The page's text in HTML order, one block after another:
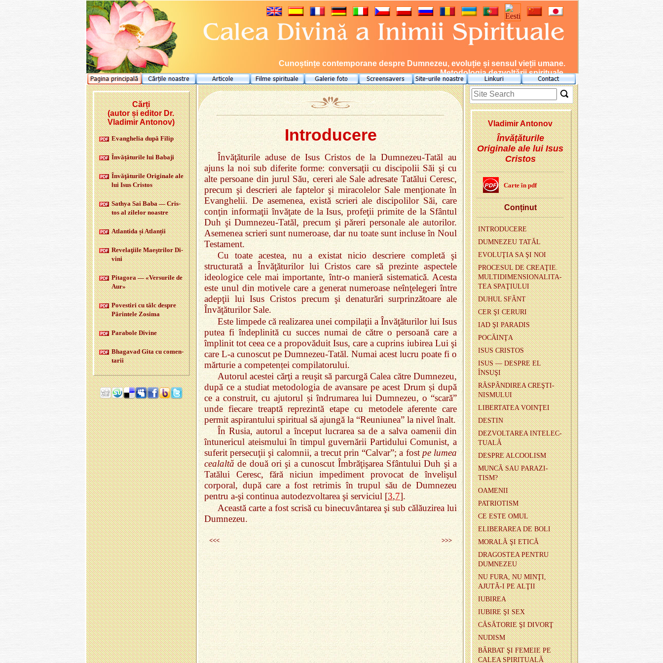
Cunoștințe contemporane despre Dumnezeu, evoluție și sensul vieții umane.
Metodologia dezvoltării spirituale.
Introducere
Învăţăturile aduse de Isus Cristos de la Dumnezeu‑Tatăl au
ajuns la noi sub diferite forme: conversaţii cu discipolii Săi şi cu
alte persoane din jurul Său, cereri ale Sale adresate Tatălui Ceresc,
precum şi descrieri ale faptelor şi miracolelor Sale menţionate în
Evanghelii. De asemenea, există scrieri ale discipolilor Săi, care
conţin informaţii învăţate de la Isus, profeţii primite de la Sfântul
Duh şi Dumnezeu‑Tatăl, precum şi păreri personale ale autorilor.
Asemenea scrieri sunt numeroase, dar nu toate sunt incluse în Noul
Testament.
Cu toate acestea, nu a existat nicio descriere completă şi
structurată a Învăţăturilor lui Cristos care să prezinte aspectele
ideologice cele mai importante, într‑o manieră sistematică. Acesta
este unul din motivele care a generat numeroase neînţelegeri între
adepţii lui Isus Cristos precum şi denaturări surprinzătoare ale
Învăţăturilor Sale.
Este limpede că realizarea unei compilaţii a Învăţăturilor lui Isus
putea fi îndeplinită cu succes numai de către o persoană care a
împlinit tot ceea ce a propovăduit Isus, care a cuprins iubirea Lui şi
care L‑a cunoscut pe Dumnezeu‑Tatăl. Numai acest lucru poate fi o
mărturie a competenței compilatorului.
Autorul acestei cărţi a reuşit să parcurgă Calea către Dumnezeu,
după ce a studiat metodologia de avansare pe acest Drum și după
ce a construit, cu ajutorul și îndrumarea lui Dumnezeu, o “scară”
unde fiecare treaptă reprezintă etape cu metodele aferente care
permit aspirantului spiritual să ajungă la “Reuniunea” la nivel înalt.
În Rusia, autorul a început lucrarea sa de a salva oamenii din
întunericul ateismului în timpul guvernării Partidului Comunist, a
suferit persecuţii şi calomnii, a trecut prin “Calvar”; a fostpe lumea
cealaltăde două ori şi a cunoscut Îmbrăţişarea Sfântului Duh şi a
Tatălui Ceresc, fără niciun impediment provocat de învelişul
corporal, după care a fost retrimis în trupul său de Dumnezeu
pentru a‑şi continua autodezvoltarea şi serviciul [3,7].
Această carte a fost scrisă cu binecuvântarea şi sub călăuzirea lui
Dumnezeu.
<<< >>>
Vla­di­mir An­to­nov
Învăţăturile
Originale ale lui Isus
Cristos
Carte în pdf
Con­ți­nut
IN­TRO­DU­CERE
DUM­NE­ZEU TATĂL
EVOLUŢIA SA ŞI NOI
PRO­CE­SUL DE CREAŢIE.
MUL­TI­DI­MEN­SIO­NA­LI­TA­
TEA SPAŢIULUI
DUHUL SFÂNT
CER ŞI CE­RURI
IAD ŞI PA­RA­DIS
PO­CĂINŢA
ISUS CRIS­TOS
ISUS — DES­PRE EL
ÎNSUŞI
RĂSPÂNDI­REA CREŞTI­
NIS­MU­LUI
LI­BER­TA­TEA VOINŢEI
DES­TIN
DEZVOL­TA­REA IN­TE­LEC­
TU­ALĂ
DES­PRE AL­CO­O­LISM
MUNCĂ SAU PA­RA­ZI­
TISM?
OA­ME­NII
PA­TRI­O­TISM
CE ESTE OMUL
ELI­BE­RA­REA DE BOLI
MO­RALĂ ŞI ETICĂ
DRA­GOS­TEA PEN­TRU
DUM­NE­ZEU
NU FURA, NU MINŢI,
AJUTĂ‑I PE ALŢII
IU­BI­REA
IU­BIRE ŞI SEX
CĂ­SĂ­TO­RIE ŞI DIVORŢ
NU­DISM
BĂR­BAT ŞI FE­MEIE PE
CALEA SPI­RI­TU­ALĂ
Cărți
(autor și editor Dr.
Vladimir Antonov)
Evan­ghe­lia după Filip
În­vă­ță­tu­rile luiBabaji
Învăţătu­rile Ori­gi­nale ale
lui Isus Cris­tos
Sa­thya Sai Baba — Cris­
tos al zi­le­lor noas­tre
Atlan­tida și Atlan­ții
Re­velaţiile Maeştri­lor Di­
vini
Pi­ta­gora — «Ver­su­rile de
Aur»
Po­ves­tiri cu tâlc des­pre
Pă­rin­tele Zo­sima
Pa­ra­bole Di­vine
Bha­ga­vad Gita cu co­men­
ta­rii